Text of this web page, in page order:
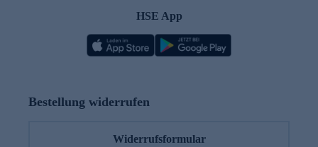
HSE App
Bestellung widerrufen
Widerrufsformular